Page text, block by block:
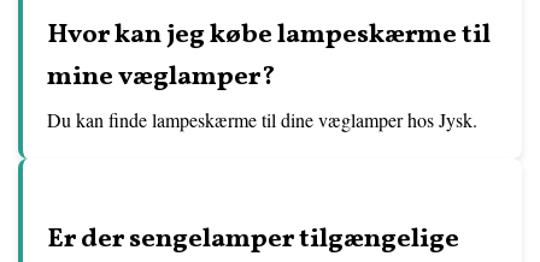
Hvor kan jeg købe lampeskærme til
mine væglamper?
Du kan finde lampeskærme til dine væglamper hos Jysk.
Er der sengelamper tilgængelige